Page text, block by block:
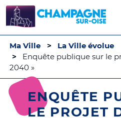
Ma Ville
La Ville évolue
Enquête publique sur le
2040 »
ENQUÊTE
LE PROJET